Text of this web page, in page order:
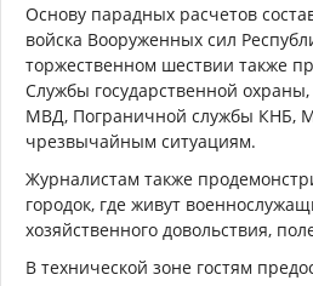
Основу парадных расчетов
войска Вооруженных сил
торжественном шествии также
Службы государственной
МВД, Пограничной службы КНБ,
чрезвычайным ситуациям.
Журналистам также
городок, где живут
хозяйственного довольствия,
В технической зоне гостям